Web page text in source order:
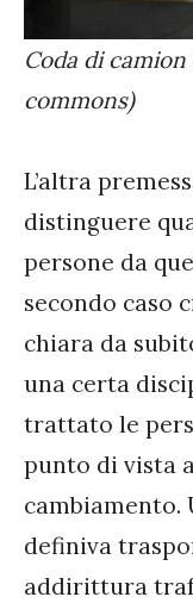
Coda di
commons)
L’altra
distinguere
persone da
secondo caso
chiara da
una certa
trattato le
punto di vista
cambiamento.
definiva
addirittura